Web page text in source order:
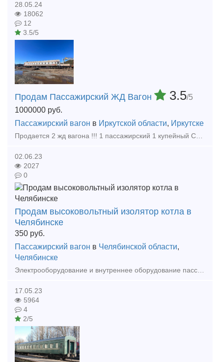
28.05.24
18062
12
3.5/5
Продам Пассажирский ЖД Вагон 3.5/5
1000000 руб.
Пассажирский вагон в Иркутской области, Иркутске
Продается 2 жд вагона !!! 1 пассажирский 1 купейный Самовывоз!!! Вагоны списанные. Вся информация по телефону Иркутская область.
02.06.23
2027
0
Продам высоковольтный изолятор котла в
Челябинске
350 руб.
Пассажирский вагон в Челябинской области,
Челябинске
Электрооборудование и внутреннее оборудование пассажирских вагонов Тип предложения: предлагаю продукцию, услугу
17.05.23
5964
4
2/5